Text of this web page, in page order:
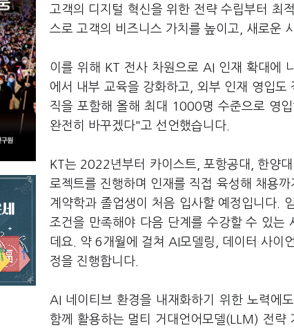
고객의 디지털 혁신을 위한 전략 수립부터 최
스로 고객의 비즈니스 가치를 높이고, 새로운
이를 위해 KT 전사 차원으로 AI 인재 확대에
에서 내부 교육을 강화하고, 외부 인재 영입
직을 포함해 올해 최대 1000명 수준으로 영
완전히 바꾸겠다"고 선언했습니다.
KT는 2022년부터 카이스트, 포항공대, 한양
로젝트를 진행하며 인재를 직접 육성해 채용
계약학과 졸업생이 처음 입사할 예정입니다.
조건을 만족해야 다음 단계를 수강할 수 있는
데요. 약 6개월에 걸쳐 AI모델링, 데이터 사이
정을 진행합니다.
AI 네이티브 환경을 내재화하기 위한 노력에
함께 활용하는 멀티 거대언어모델(LLM) 전